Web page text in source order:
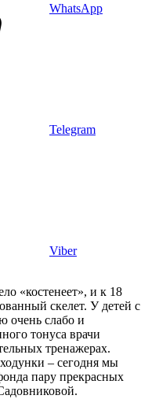
WhatsApp
Telegram
Viber
«костенеет», и к 18
скелет. У детей с
очень слабо и
тонуса врачи
тренажерах.
– сегодня мы
пару прекрасных